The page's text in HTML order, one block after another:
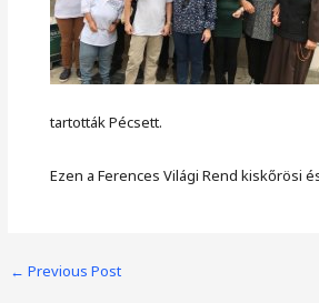
tartották Pécsett.
Ezen a Ferences Világi Rend kiskőrösi
Post
← Previous Post